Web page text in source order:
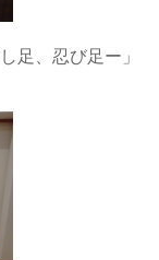
足、忍び足ー」